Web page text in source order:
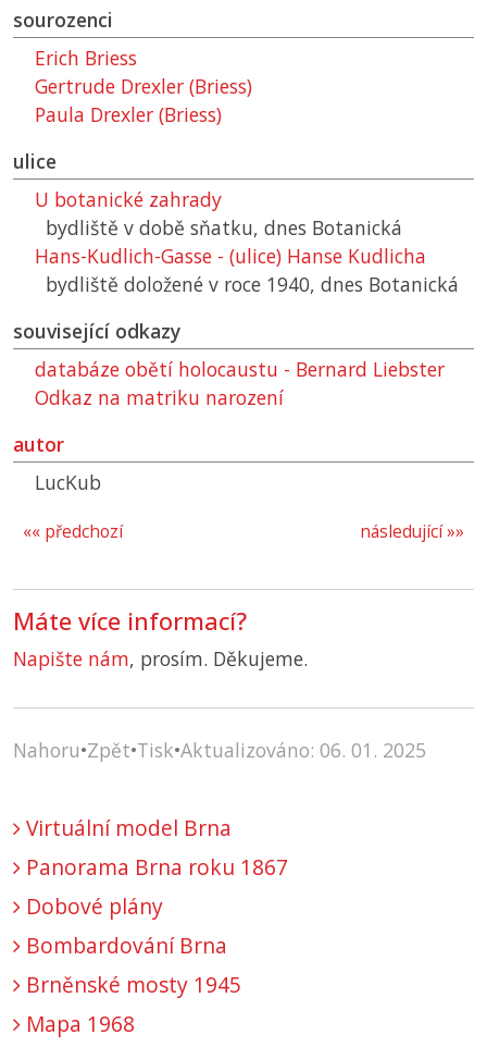
sourozenci
Erich Briess
Gertrude Drexler (Briess)
Paula Drexler (Briess)
ulice
U botanické zahrady
bydliště v době sňatku, dnes Botanická
Hans-Kudlich-Gasse - (ulice) Hanse Kudlicha
bydliště doložené v roce 1940, dnes Botanická
související odkazy
databáze obětí holocaustu - Bernard Liebster
Odkaz na matriku narození
autor
LucKub
následující »»
«« předchozí
Máte více informací?
Napište nám, prosím. Děkujeme.
Nahoru•Zpět•Tisk•Aktualizováno: 06. 01. 2025
Virtuální model Brna
Panorama Brna roku 1867
Dobové plány
Bombardování Brna
Brněnské mosty 1945
Mapa 1968